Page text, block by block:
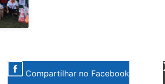
Compartilhar no Facebook